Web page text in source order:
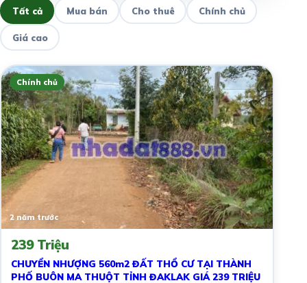
Tất cả Mua bán Cho thuê Chính chủ
Giá cao
Chính chủ
2 năm trước
239 Triệu
CHUYỂN NHƯỢNG 560m2 ĐẤT THỔ CƯ TẠI THÀNH
PHỐ BUÔN MA THUỘT TỈNH ĐAKLAK GIÁ 239 TRIỆU